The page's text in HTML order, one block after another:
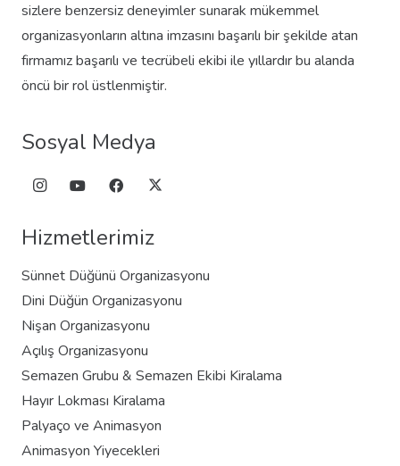
sizlere benzersiz deneyimler sunarak mükemmel
organizasyonların altına imzasını başarılı bir şekilde atan
firmamız başarılı ve tecrübeli ekibi ile yıllardır bu alanda
öncü bir rol üstlenmiştir.
Sosyal Medya
Hizmetlerimiz
Sünnet Düğünü Organizasyonu
Dini Düğün Organizasyonu
Nişan Organizasyonu
Açılış Organizasyonu
Semazen Grubu & Semazen Ekibi Kiralama
Hayır Lokması Kiralama
Palyaço ve Animasyon
Animasyon Yiyecekleri